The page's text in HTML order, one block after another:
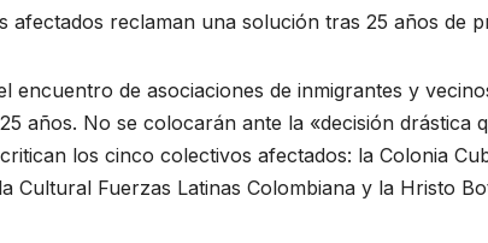
afectados reclaman una solución tras 25 años de
encuentro de asociaciones de inmigrantes y
años. No se colocarán ante la «decisión drástica
los cinco colectivos afectados: la Colonia
Cultural Fuerzas Latinas Colombiana y la Hristo